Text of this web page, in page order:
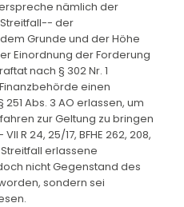
nämlich der
der
Grunde und der Höhe
Einordnung der Forderung
nach § 302 Nr. 1
einen
Abs. 3 AO erlassen, um
zur Geltung zu bringen
R 24, 25/17, BFHE 262, 208,
Streitfall erlassene
nicht Gegenstand des
sondern sei